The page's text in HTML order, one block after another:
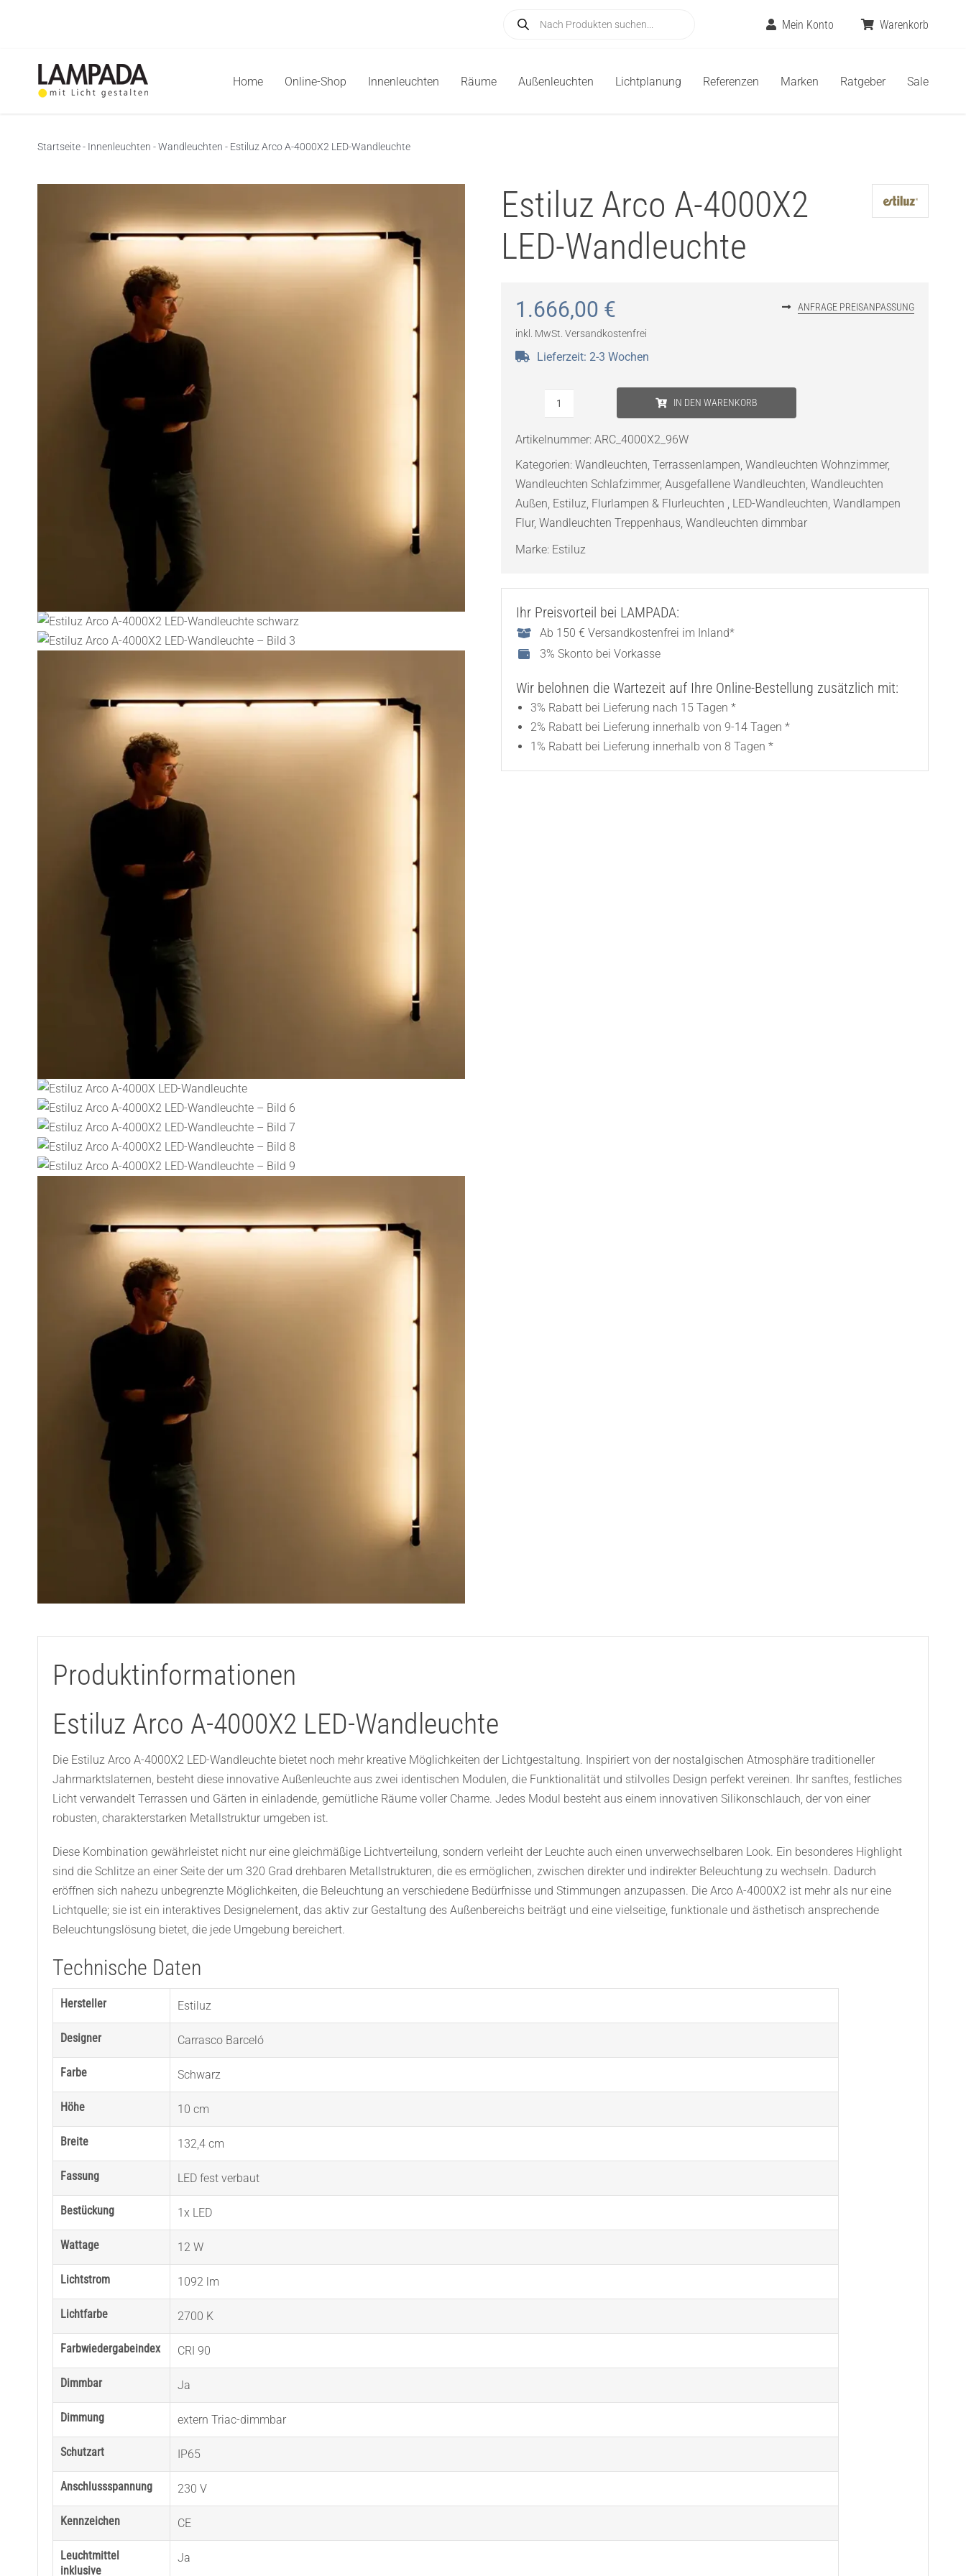
search
Mein Konto Warenkorb
Home Online-Shop Innenleuchten Räume Außenleuchten Lichtplanung Referenzen Marken Ratgeber Sale
Startseite- Innenleuchten -Wandleuchten - Estiluz Arco A-4000X2 LED-Wandleuchte
Estiluz Arco A-4000X2
LED-Wandleuchte
1.666,00 €
inkl. MwSt. Versandkostenfrei
ANFRAGE PREISANPASSUNG
Lieferzeit: 2-3 Wochen
4000X2
LED-
Wandleuchte
Menge
IN DEN WARENKORB
Artikelnummer: ARC_4000X2_96W
Kategorien: Wandleuchten, Terrassenlampen, Wandleuchten Wohnzimmer,
Wandleuchten Schlafzimmer, Ausgefallene Wandleuchten, Wandleuchten
Außen, Estiluz, Flurlampen & Flurleuchten , LED-Wandleuchten, Wandlampen
Flur, Wandleuchten Treppenhaus, Wandleuchten dimmbar
Marke: Estiluz
Ihr Preisvorteil bei LAMPADA:
Ab 150 € Versandkostenfrei im Inland*
3% Skonto bei Vorkasse
Wir belohnen die Wartezeit auf Ihre Online-Bestellung zusätzlich mit:
3% Rabatt bei Lieferung nach 15 Tagen *
2% Rabatt bei Lieferung innerhalb von 9-14 Tagen *
1% Rabatt bei Lieferung innerhalb von 8 Tagen *
Produktinformationen
Estiluz Arco A-4000X2 LED-Wandleuchte
Die Estiluz Arco A-4000X2 LED-Wandleuchte bietet noch mehr kreative Möglichkeiten der Lichtgestaltung. Inspiriert von der nostalgischen Atmosphäre traditioneller
Jahrmarktslaternen, besteht diese innovative Außenleuchte aus zwei identischen Modulen, die Funktionalität und stilvolles Design perfekt vereinen. Ihr sanftes, festliches
Licht verwandelt Terrassen und Gärten in einladende, gemütliche Räume voller Charme. Jedes Modul besteht aus einem innovativen Silikonschlauch, der von einer
robusten, charakterstarken Metallstruktur umgeben ist.
Diese Kombination gewährleistet nicht nur eine gleichmäßige Lichtverteilung, sondern verleiht der Leuchte auch einen unverwechselbaren Look. Ein besonderes Highlight
sind die Schlitze an einer Seite der um 320 Grad drehbaren Metallstrukturen, die es ermöglichen, zwischen direkter und indirekter Beleuchtung zu wechseln. Dadurch
eröffnen sich nahezu unbegrenzte Möglichkeiten, die Beleuchtung an verschiedene Bedürfnisse und Stimmungen anzupassen. Die Arco A-4000X2 ist mehr als nur eine
Lichtquelle; sie ist ein interaktives Designelement, das aktiv zur Gestaltung des Außenbereichs beiträgt und eine vielseitige, funktionale und ästhetisch ansprechende
Beleuchtungslösung bietet, die jede Umgebung bereichert.
Technische Daten
Hersteller Estiluz
Designer Carrasco Barceló
Farbe Schwarz
Höhe 10 cm
Breite 132,4 cm
Fassung LED fest verbaut
Bestückung 1x LED
Wattage 12 W
Lichtstrom 1092 lm
Lichtfarbe 2700 K
Farbwiedergabeindex CRI 90
Dimmbar Ja
Dimmung extern Triac-dimmbar
Schutzart IP65
Anschlussspannung 230 V
Kennzeichen CE
Leuchtmittel
inklusive
Ja